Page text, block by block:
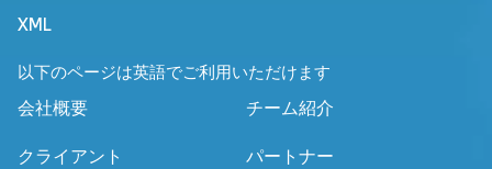
XML
以下のページは英語でご利用いただけます
会社概要
チーム紹介
クライアント パートナー